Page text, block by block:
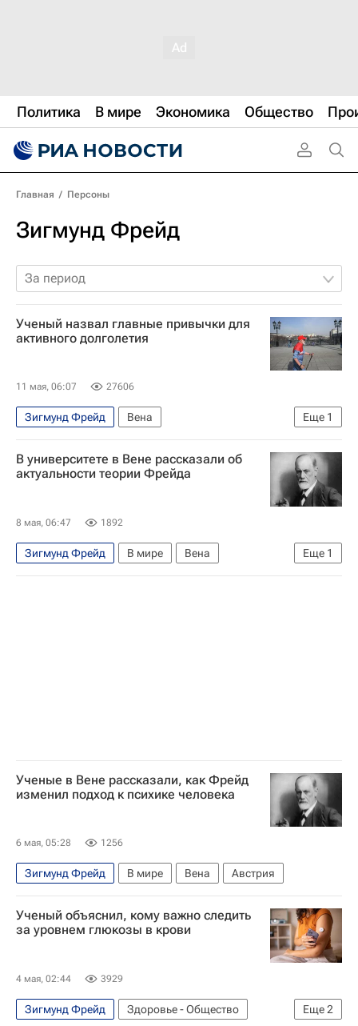
Политика В мире Экономика Общество
Главная / Персоны
Зигмунд Фрейд
За период
Ученый назвал главные привычки для
активного долголетия
11 мая, 06:07 27606
Еще 1
Зигмунд Фрейд
Вена
Американская кардиологическая ассоциация
В университете в Вене рассказали об
актуальности теории Фрейда
8 мая, 06:47 1892
Еще 1
Зигмунд Фрейд В мире
Вена
Венский университет
Ученые в Вене рассказали, как Фрейд
изменил подход к психике человека
6 мая, 05:28 1256
Зигмунд Фрейд В мире Вена Австрия
Ученый объяснил, кому важно следить
за уровнем глюкозы в крови
4 мая, 02:44 3929
Еще2
Зигмунд Фрейд
Здоровье - Общество